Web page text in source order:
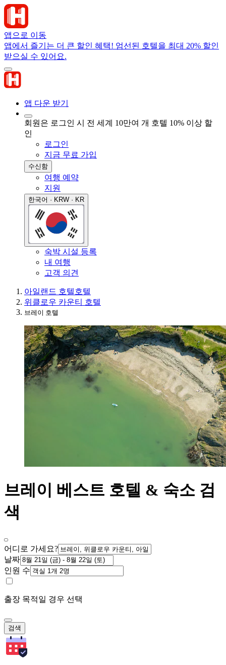
앱으로 이동
앱에서 즐기는 더 큰 할인 혜택! 엄선된 호텔을 최대 20% 할인
받으실 수 있어요.
앱 다운 받기
회원은 로그인 시 전 세계 10만여 개 호텔 10% 이상 할
인
로그인
지금 무료 가입
수신함
여행 예약
지원
한국어 · KRW · KR
숙박 시설 등록
내 여행
고객 의견
아일랜드 호텔호텔
위클로우 카운티 호텔
브레이 호텔
브레이 베스트 호텔 & 숙소 검
색
어디로 가세요?
날짜
인원 수
출장 목적일 경우 선택
검색